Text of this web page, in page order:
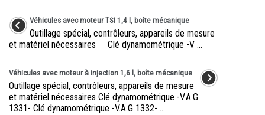
Véhicules avec moteur TSI 1,4 l, boîte mécanique
Outillage spécial, contrôleurs, appareils de mesure
et matériel nécessaires Clé dynamométrique -V ...
Véhicules avec moteur à injection 1,6 l, boîte mécanique
Outillage spécial, contrôleurs, appareils de mesure
et matériel nécessaires Clé dynamométrique -V.A.G
1331- Clé dynamométrique -V.A.G 1332- ...